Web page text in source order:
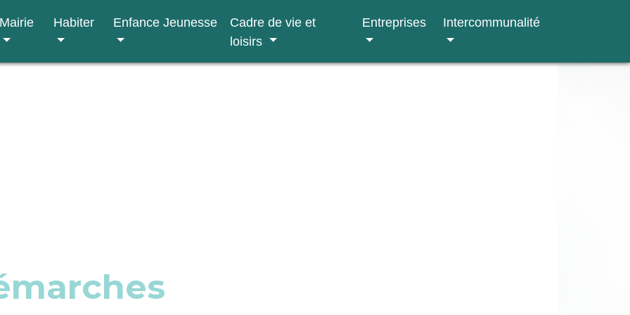
Mairie Habiter Enfance Jeunesse
Cadre de vie et
loisirs
Entreprises Intercommunalité